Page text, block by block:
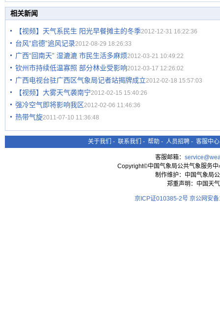
在堤岸见证汛况
相关新闻
【视频】天气系民生 阳光早餐摊主的冬季2012-12-31 16:22:36
台风“启德”追风记录2012-08-29 18:26:33
广西“回南天” 湿漉漉 市民生活多麻烦2012-03-21 10:49:22
钦州市持续低温寡照 部分林业受影响2012-03-17 12:26:02
广西电视台驻广西区气象局记者站揭牌成立2012-02-18 15:57:03
【视频】大雾天气袭南宁2012-02-15 15:40:26
强冷空气即将影响我区2012-02-06 11:46:36
热带气旋2011-07-10 11:36:48
关于我们 - 联系我们 - 帮助 - 人员招聘 - 客服中心
客服邮箱：
Copyright©中国气象局公共气象服务
制作维护：中国气象局
郑重声明：中国天
京ICP证010385-2号 京公网安